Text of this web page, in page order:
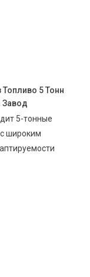
5 Тонн
Завод
5-тонные
широким